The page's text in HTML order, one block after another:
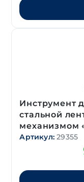
Инструмент
стальной
механизмом
Артикул: 29355